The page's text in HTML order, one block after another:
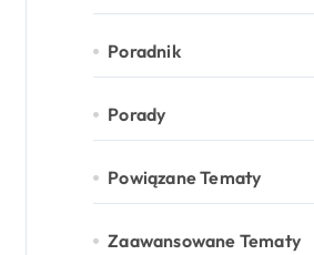
Poradnik
Porady
Powiązane Tematy
Zaawansowane Tematy